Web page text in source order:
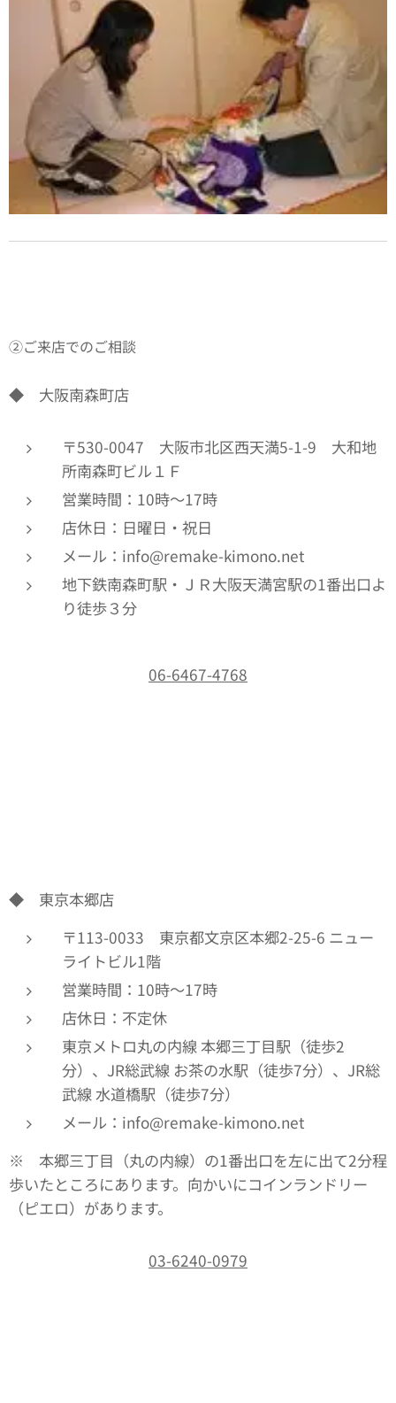
②ご来店でのご相談
◆ 大阪南森町店
〒530-0047 大阪市北区西天満5-1-9 大和地
所南森町ビル１Ｆ
営業時間：10時～17時
店休日：日曜日・祝日
メール：info@remake-kimono.net
地下鉄南森町駅・ＪＲ大阪天満宮駅の1番出口よ
り徒歩３分
06-6467-4768
◆ 東京本郷店
〒113-0033 東京都文京区本郷2-25-6 ニュー
ライトビル1階
営業時間：10時～17時
店休日：不定休
東京メトロ丸の内線 本郷三丁目駅（徒歩2
分）、JR総武線 お茶の水駅（徒歩7分）、JR総
武線 水道橋駅（徒歩7分）
メール：info@remake-kimono.net
※ 本郷三丁目（丸の内線）の1番出口を左に出て2分程
歩いたところにあります。向かいにコインランドリー
（ピエロ）があります。
03-6240-0979